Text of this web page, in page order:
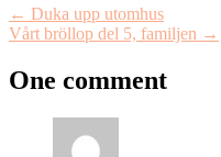
← Duka upp utomhus
Vårt bröllop del 5, familjen →
One comment